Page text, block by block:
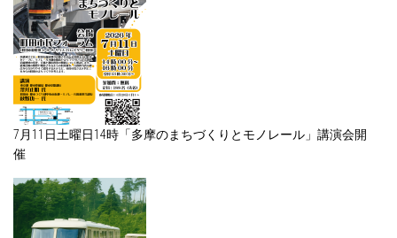
7月11日土曜日14時「多摩のまちづくりとモノレール」講演会開
催